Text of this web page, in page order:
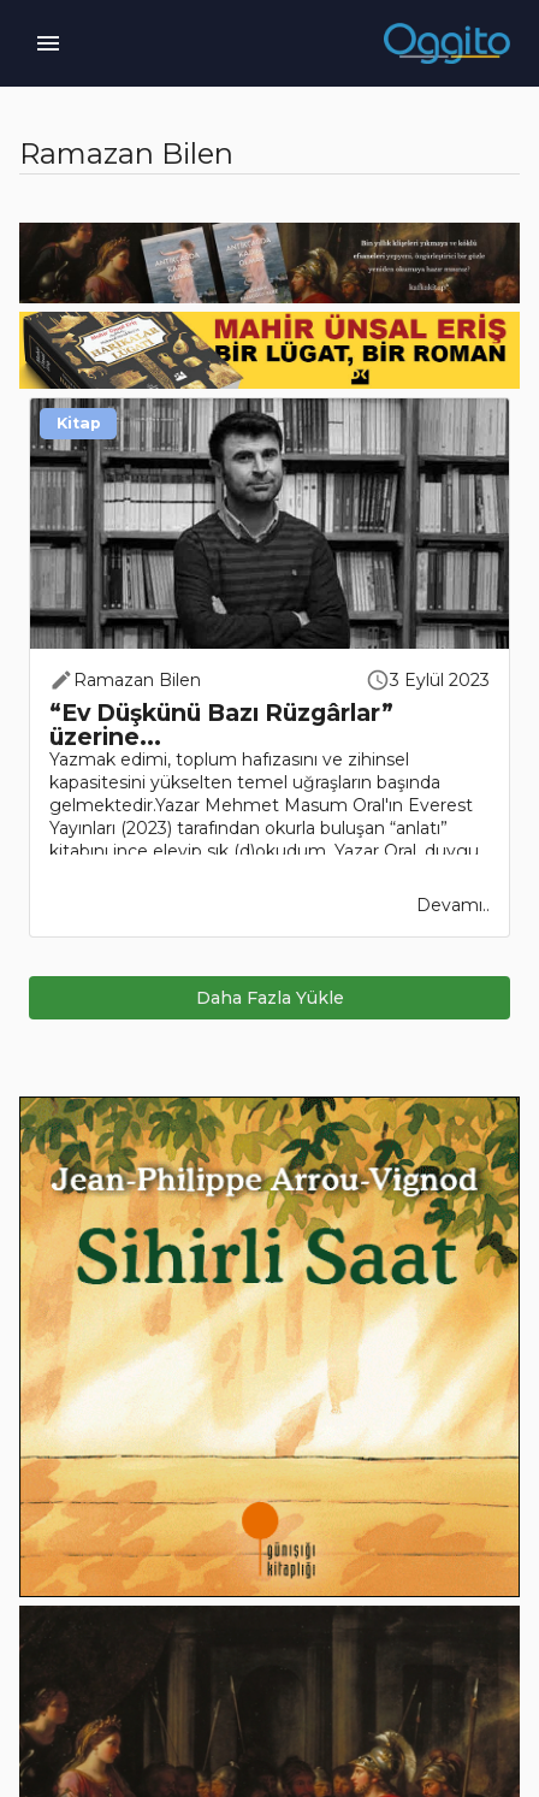
Ramazan Bilen
Ramazan Bilen 3 Eylül 2023
“Ev Düşkünü Bazı Rüzgârlar”
üzerine...
Yazmak edimi, toplum hafızasını ve zihinsel
kapasitesini yükselten temel uğraşların başında
gelmektedir.Yazar Mehmet Masum Oral'ın Everest
Yayınları (2023) tarafından okurla buluşan “anlatı”
kitabını ince eleyip sık (d)okudum. Yazar Oral, duygu
Devamı..
Kitap
Daha Fazla Yükle